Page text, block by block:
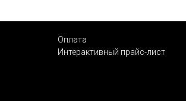
Оплата
Интерактивный прайс-лист